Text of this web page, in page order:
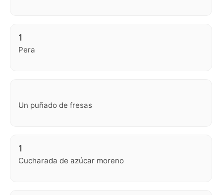
1
Pera
Un puñado de fresas
1
Cucharada de azúcar moreno